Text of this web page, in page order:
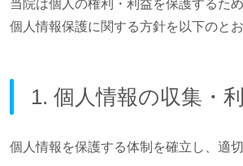
当院は個人の権利・利益を保護するた
個人情報保護に関する方針を以下のと
1. 個人情報の収集・
個人情報を保護する体制を確立し、適